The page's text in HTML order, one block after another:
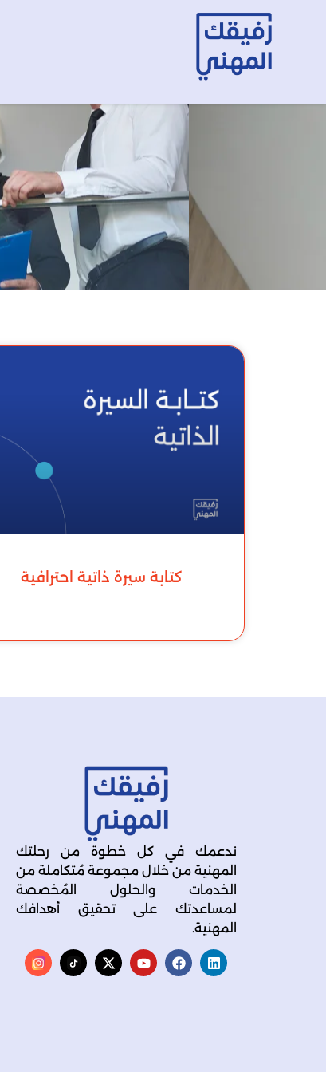
كتابة سيرة ذاتية احترافية
ندعمك في كل خطوة من رحلتك
المهنية من خلال مجموعة مُتكاملة من
الخدمات والحلول المُخصصة
لمساعدتك على تحقيق أهدافك
المهنية.